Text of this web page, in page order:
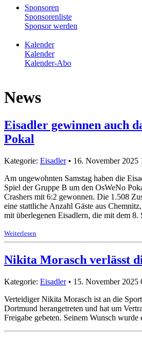
Sponsoren
Sponsorenliste
Sponsor werden
Kalender
Kalender
Kalender-Abo
News
Eisadler gewinnen auch
Pokal
Kategorie: Eisadler• 16. November 2025
Am ungewohnten Samstag haben die
Spiel der Gruppe B um den OsWeNo
Crashers mit 6:2 gewonnen. Die 1.508
eine stattliche Anzahl Gäste aus
mit überlegenen Eisadlern, die mit dem
Weiterlesen
Nikita Morasch verlässt
Kategorie: Eisadler• 15. November 2025
Verteidiger Nikita Morasch ist an die
Dortmund herangetreten und hat um
Freigabe gebeten. Seinem Wunsch wurde